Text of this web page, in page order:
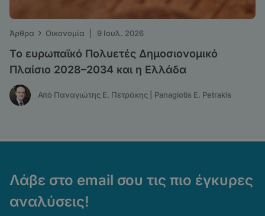
Άρθρα › Οικονομία 9 Ιουλ. 2026
Το ευρωπαϊκό Πολυετές Δημοσιονομικό
Πλαίσιο 2028–2034 και η Ελλάδα
Από Παναγιώτης Ε. Πετράκης | Panagiotis E. Petrakis
Λάβε στο email σου τις πιο έγκυρες
αναλύσεις!